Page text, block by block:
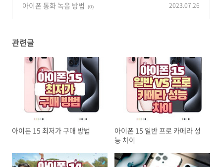
아이폰 통화 녹음 방법 (0) 2023.07.26
관련글
아이폰 15 최저가 구매 방법
아이폰 15 일반 프로 카메라 성
능 차이